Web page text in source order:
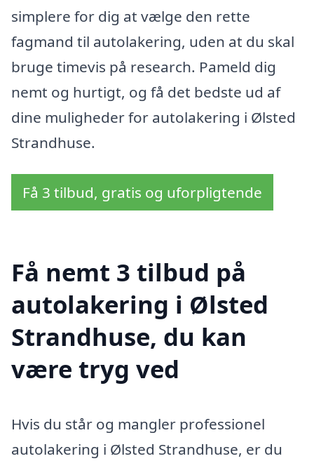
simplere for dig at vælge den rette
fagmand til autolakering, uden at du skal
bruge timevis på research. Pameld dig
nemt og hurtigt, og få det bedste ud af
dine muligheder for autolakering i Ølsted
Strandhuse.
Få 3 tilbud, gratis og uforpligtende
Få nemt 3 tilbud på
autolakering i Ølsted
Strandhuse, du kan
være tryg ved
Hvis du står og mangler professionel
autolakering i Ølsted Strandhuse, er du